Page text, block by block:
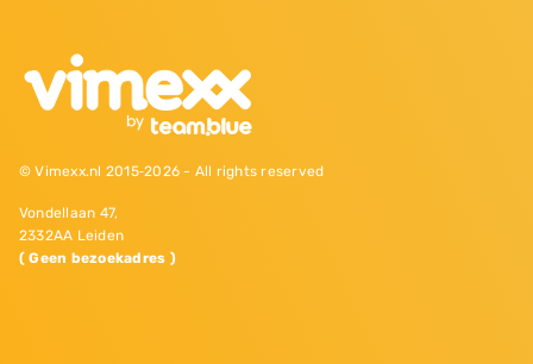
© Vimexx.nl 2015‐2026 - All rights reserved
Vondellaan 47,
2332AA Leiden
( Geen bezoekadres )